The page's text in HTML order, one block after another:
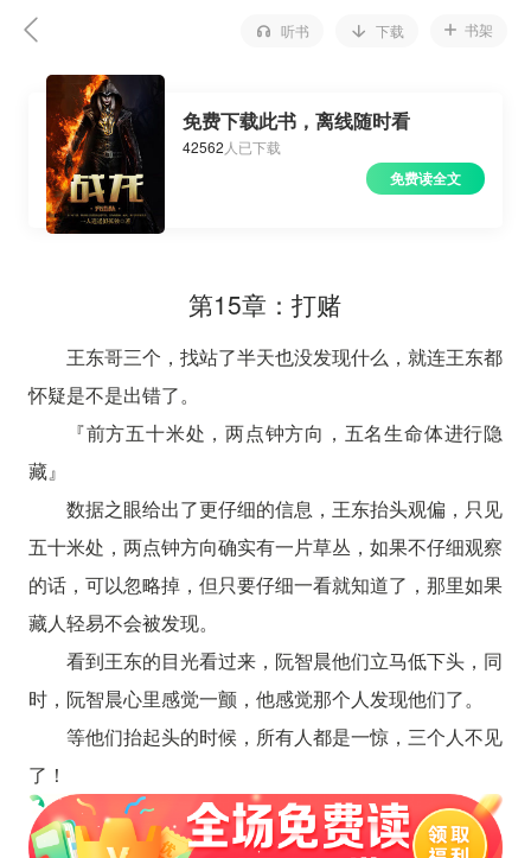
听书 下载 书架
免费下载此书，离线随时看
42562 人已下载
免费读全文
第15章：打赌
王东哥三个，找站了半天也没发现什么，就连王东都
怀疑是不是出错了。
『前方五十米处，两点钟方向，五名生命体进行隐
藏』
数据之眼给出了更仔细的信息，王东抬头观偏，只见
五十米处，两点钟方向确实有一片草丛，如果不仔细观察
的话，可以忽略掉，但只要仔细一看就知道了，那里如果
藏人轻易不会被发现。
看到王东的目光看过来，阮智晨他们立马低下头，同
时，阮智晨心里感觉一颤，他感觉那个人发现他们了。
等他们抬起头的时候，所有人都是一惊，三个人不见
了！